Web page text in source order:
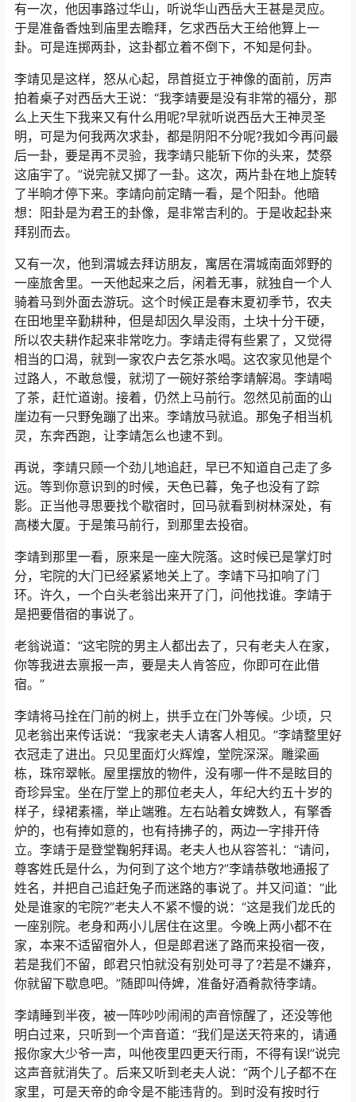
有一次，他因事路过华山，听说华山西岳大王甚是灵应。
于是准备香烛到庙里去瞻拜，乞求西岳大王给他算上一
卦。可是连掷两卦，这卦都立着不倒下，不知是何卦。
李靖见是这样，怒从心起，昂首挺立于神像的面前，厉声
拍着桌子对西岳大王说：“我李靖要是没有非常的福分，那
么上天生下我来又有什么用呢?早就听说西岳大王神灵圣
明，可是为何我两次求卦，都是阴阳不分呢?我如今再问最
后一卦，要是再不灵验，我李靖只能斩下你的头来，焚祭
这庙宇了。”说完就又掷了一卦。这次，两片卦在地上旋转
了半晌才停下来。李靖向前定睛一看，是个阳卦。他暗
想：阳卦是为君王的卦像，是非常吉利的。于是收起卦来
拜别而去。
又有一次，他到渭城去拜访朋友，寓居在渭城南面郊野的
一座旅舍里。一天他起来之后，闲着无事，就独自一个人
骑着马到外面去游玩。这个时候正是春末夏初季节，农夫
在田地里辛勤耕种，但是却因久旱没雨，土块十分干硬，
所以农夫耕作起来非常吃力。李靖走得有些累了，又觉得
相当的口渴，就到一家农户去乞茶水喝。这农家见他是个
过路人，不敢怠慢，就沏了一碗好茶给李靖解渴。李靖喝
了茶，赶忙道谢。接着，仍然上马前行。忽然见前面的山
崖边有一只野兔蹦了出来。李靖放马就追。那兔子相当机
灵，东奔西跑，让李靖怎么也逮不到。
再说，李靖只顾一个劲儿地追赶，早已不知道自己走了多
远。等到你意识到的时候，天色已暮，兔子也没有了踪
影。正当他寻思要找个歇宿时，回马就看到树林深处，有
高楼大厦。于是策马前行，到那里去投宿。
李靖到那里一看，原来是一座大院落。这时候已是掌灯时
分，宅院的大门已经紧紧地关上了。李靖下马扣响了门
环。许久，一个白头老翁出来开了门，问他找谁。李靖于
是把要借宿的事说了。
老翁说道：“这宅院的男主人都出去了，只有老夫人在家，
你等我进去禀报一声，要是夫人肯答应，你即可在此借
宿。”
李靖将马拴在门前的树上，拱手立在门外等候。少顷，只
见老翁出来传话说：“我家老夫人请客人相见。”李靖整里好
衣冠走了进出。只见里面灯火辉煌，堂院深深。雕梁画
栋，珠帘翠帐。屋里摆放的物件，没有哪一件不是眩目的
奇珍异宝。坐在厅堂上的那位老夫人，年纪大约五十岁的
样子，绿裙素襦，举止端雅。左右站着女婢数人，有擎香
炉的，也有捧如意的，也有持拂子的，两边一字排开侍
立。李靖于是登堂鞠躬拜谒。老夫人也从容答礼：“请问，
尊客姓氏是什么，为何到了这个地方?”李靖恭敬地通报了
姓名，并把自己追赶兔子而迷路的事说了。并又问道：“此
处是谁家的宅院?”老夫人不紧不慢的说：“这是我们龙氏的
一座别院。老身和两小儿居住在这里。今晚上两小都不在
家，本来不适留宿外人，但是郎君迷了路而来投宿一夜，
若是我们不留，郎君只怕就没有别处可寻了?若是不嫌弃，
你就留下歇息吧。”随即叫侍婢，准备好酒肴款待李靖。
李靖睡到半夜，被一阵吵吵闹闹的声音惊醒了，还没等他
明白过来，只听到一个声音道：“我们是送天符来的，请通
报你家大少爷一声，叫他夜里四更天行雨，不得有误!”说完
这声音就消失了。后来又听到老夫人说：“两个儿子都不在
家里，可是天帝的命令是不能违背的。到时没有按时行